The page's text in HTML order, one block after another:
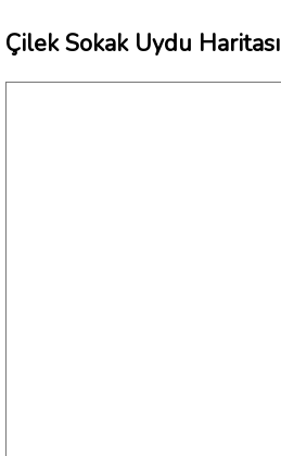
Çilek Sokak Uydu Haritası